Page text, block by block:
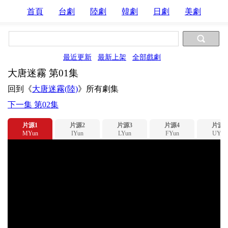
首頁 台劇 陸劇 韓劇 日劇 美劇
最近更新 最新上架 全部戲劇
大唐迷霧 第01集
回到《大唐迷霧(陸)》所有劇集
下一集 第02集
片源1
MYun
片源2
IYun
片源3
LYun
片源4
FYun
片源5
UYun